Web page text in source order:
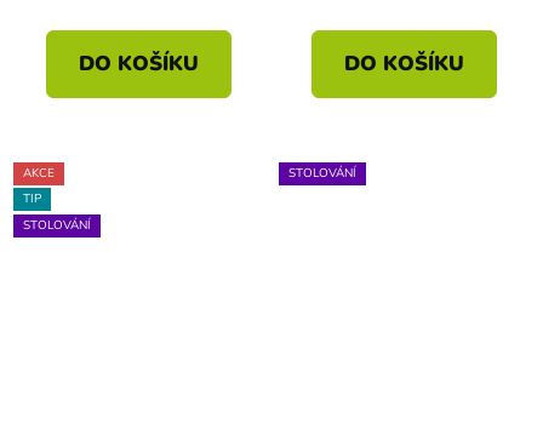
DO KOŠÍKU DO KOŠÍKU
AKCE
TIP
STOLOVÁNÍ
STOLOVÁNÍ